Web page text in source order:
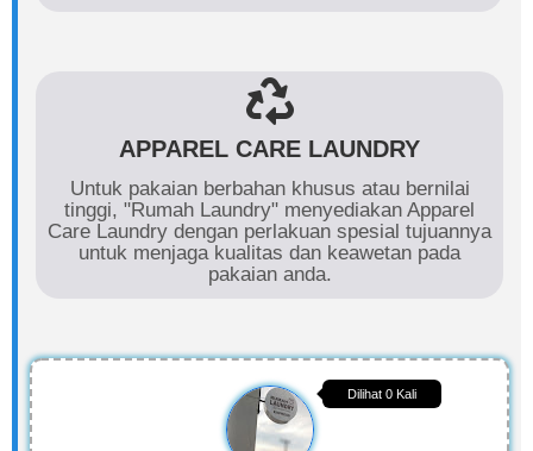
APPAREL CARE LAUNDRY
Untuk pakaian berbahan khusus atau bernilai
tinggi, "Rumah Laundry" menyediakan Apparel
Care Laundry dengan perlakuan spesial tujuannya
untuk menjaga kualitas dan keawetan pada
pakaian anda.
Dilihat 0Kali